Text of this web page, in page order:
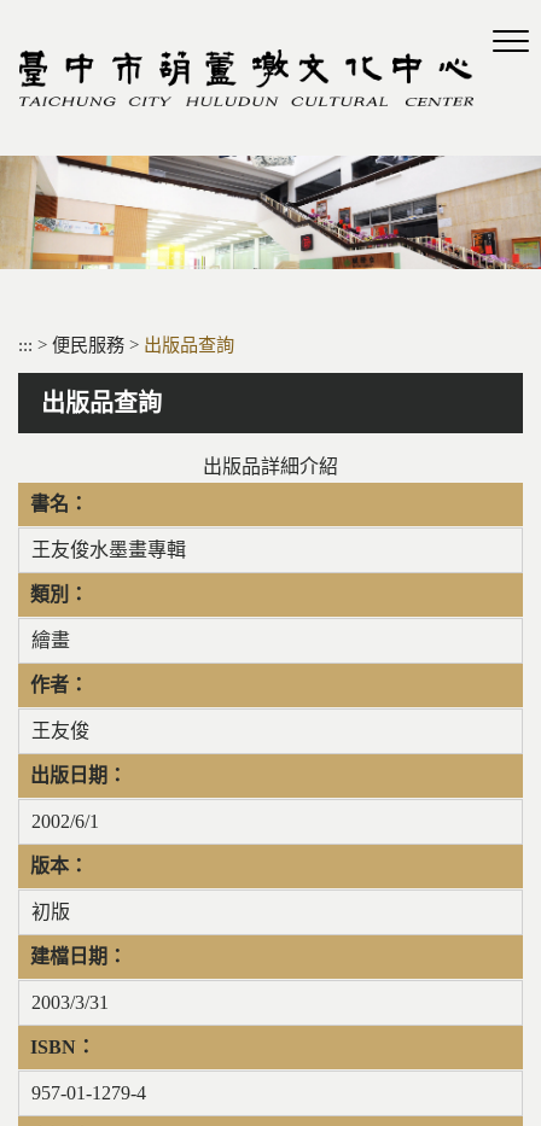
區
::: > 便民服務 > 出版品查詢
出版品查詢
出版品詳細介紹
書名：
王友俊水墨畫專輯
類別：
繪畫
作者：
王友俊
出版日期：
2002/6/1
版本：
初版
建檔日期：
2003/3/31
ISBN：
957-01-1279-4